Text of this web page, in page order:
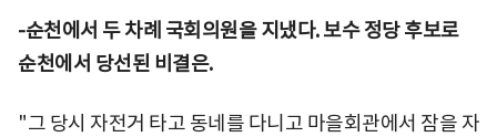
-순천에서 두 차례 국회의원을 지냈다. 보수 정당 후보로
순천에서 당선된 비결은.
"그 당시 자전거 타고 동네를 다니고 마을회관에서 잠을 자